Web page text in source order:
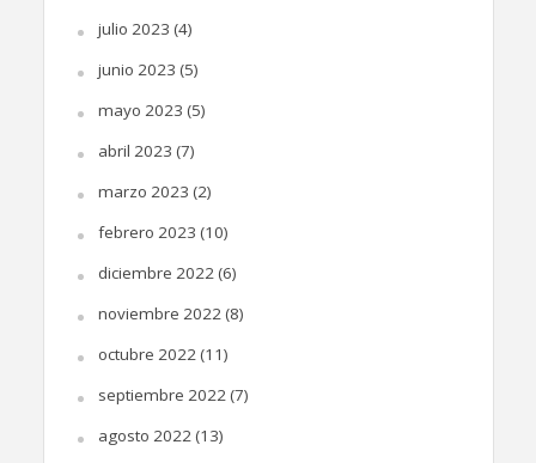
julio 2023 (4)
junio 2023 (5)
mayo 2023 (5)
abril 2023 (7)
marzo 2023 (2)
febrero 2023 (10)
diciembre 2022(6)
noviembre 2022(8)
octubre 2022(11)
septiembre 2022(7)
agosto 2022(13)